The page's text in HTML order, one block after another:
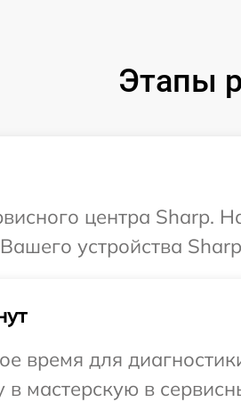
Этапы
центра
устройства
время для
в мастерскую в